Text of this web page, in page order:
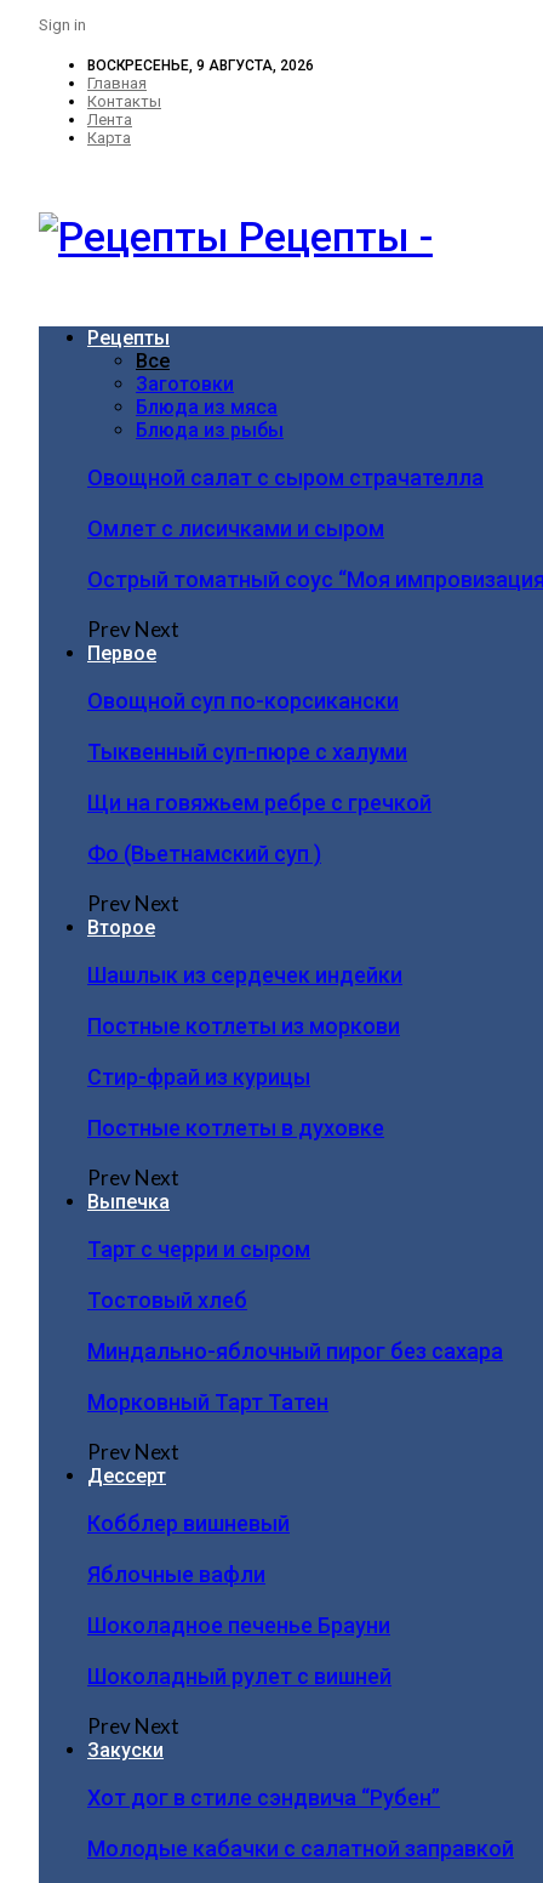
Sign in
ВОСКРЕСЕНЬЕ, 9 АВГУСТА, 2026
Главная
Контакты
Лента
Карта
Рецепты -
Рецепты
Все
Заготовки
Блюда из мяса
Блюда из рыбы
Овощной салат с сыром страчателла
Омлет с лисичками и сыром
Острый томатный соус “Моя
PrevNext
Первое
Овощной суп по-корсикански
Тыквенный суп-пюре с халуми
Щи на говяжьем ребре с гречкой
Фо (Вьетнамский суп )
PrevNext
Второе
Шашлык из сердечек индейки
Постные котлеты из моркови
Стир-фрай из курицы
Постные котлеты в духовке
PrevNext
Выпечка
Тарт с черри и сыром
Тостовый хлеб
Миндально-яблочный пирог без сахара
Морковный Тарт Татен
PrevNext
Дессерт
Кобблер вишневый
Яблочные вафли
Шоколадное печенье Брауни
Шоколадный рулет с вишней
PrevNext
Закуски
Хот дог в стиле сэндвича “Рубен”
Молодые кабачки с салатной заправкой